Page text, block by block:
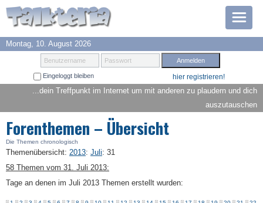
Prämien
Suche
Montag, 10. August 2026
Benutzername Passwort
Eingeloggt bleiben hier registrieren!
...dein Treffpunkt im Internet um mit anderen zu plaudern und dich
auszutauschen
Forenthemen – Übersicht
Die Themen chronologisch
Themenübersicht: 2013: Juli: 31
58 Themen vom 31. Juli 2013:
Tage an denen im Juli 2013 Themen erstellt wurden: